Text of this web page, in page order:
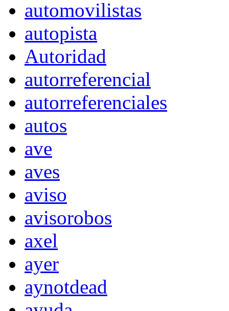
automovilistas
autopista
Autoridad
autorreferencial
autorreferenciales
autos
ave
aves
aviso
avisorobos
axel
ayer
aynotdead